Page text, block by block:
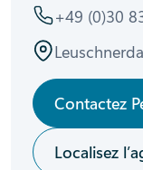
+49 (0)30
Contactez
Localisez